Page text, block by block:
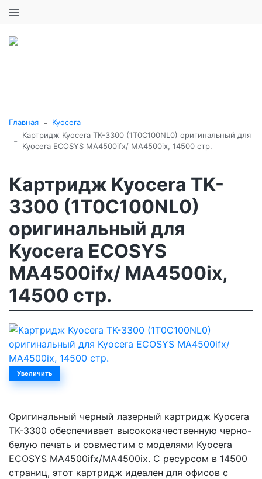
Главная - Kyocera
-
Картридж Kyocera TK-3300 (1T0C100NL0) оригинальный для
Kyocera ECOSYS MA4500ifx/ MA4500ix, 14500 стр.
Картридж Kyocera TK-
3300 (1T0C100NL0)
оригинальный для
Kyocera ECOSYS
MA4500ifx/ MA4500ix,
14500 стр.
Увеличить
Оригинальный черный лазерный картридж Kyocera
TK-3300 обеспечивает высококачественную черно-
белую печать и совместим с моделями Kyocera
ECOSYS MA4500ifx/MA4500ix. С ресурсом в 14500
страниц, этот картридж идеален для офисов с